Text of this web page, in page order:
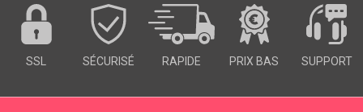
SSL SÉCURISÉ RAPIDE PRIX BAS SUPPORT